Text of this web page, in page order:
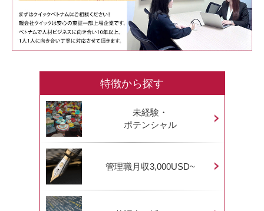
特徴から探す
未経験・
ポテンシャル
管理職月収3,000USD~